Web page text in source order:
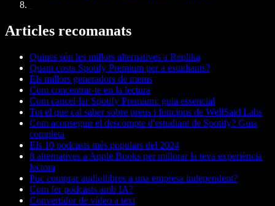
Articles recomanats
Quines són les millors alternatives a Replika
Quant costa Spotify Premium per a estudiants?
Els millors generadors de mems
Com concentrar-te en la lectura
Com cancel·lar Spotify Premium: guia essencial
Tot el que cal saber sobre preus i funcions de WellSaid Labs
Com aconseguir el descompte d'estudiant de Spotify? Guia
completa
Els 10 podcasts més populars del 2024
8 alternatives a Apple Books per millorar la teva experiència
lectora
Puc comprar audiollibres a una empresa independent?
Com fer podcasts amb IA?
Convertidor de vídeo a text